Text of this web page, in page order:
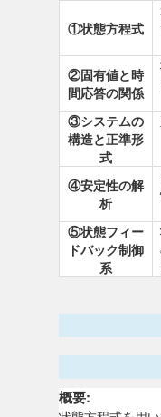
①状態方程式
②固有値と時
間応答の関係
③システムの
構造と正準形
式
④安定性の解
析
⑤状態フィー
ドバック制御
系
概要: